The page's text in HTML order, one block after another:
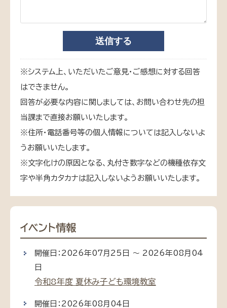
※システム上、いただいたご意見・ご感想に対する回答
はできません。
回答が必要な内容に関しましては、お問い合わせ先の担
当課まで直接お願いいたします。
※住所・電話番号等の個人情報については記入しないよ
うお願いいたします。
※文字化けの原因となる、丸付き数字などの機種依存文
字や半角カタカナは記入しないようお願いいたします。
イベント情報
開催日：2026年07月25日 ～ 2026年08月04
日
令和8年度 夏休み子ども環境教室
開催日：2026年08月04日